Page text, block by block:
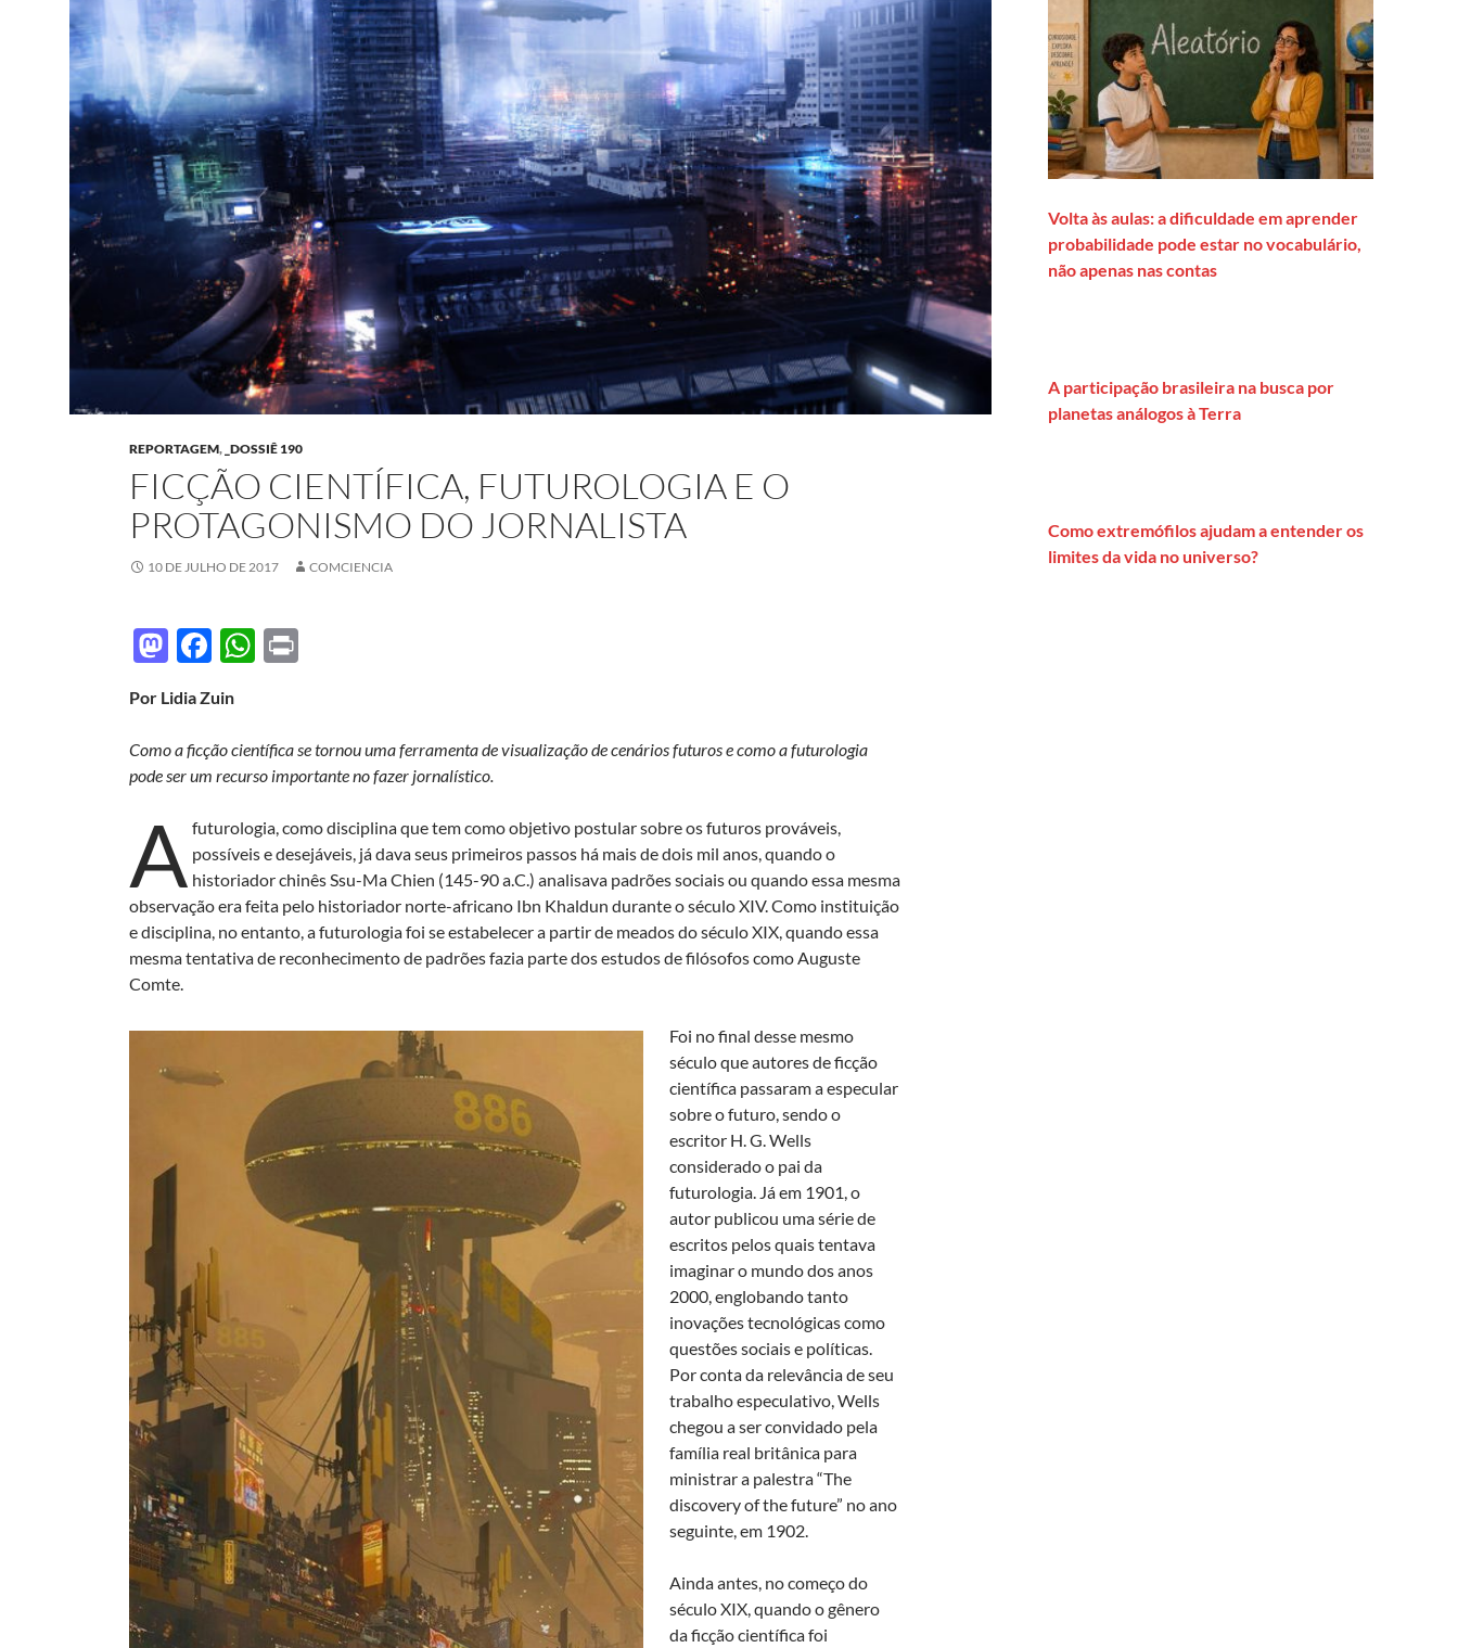
REPORTAGEM, _DOSSIÊ 190
FICÇÃO CIENTÍFICA, FUTUROLOGIA E O
PROTAGONISMO DO JORNALISTA
10 DE JULHO DE 2017 COMCIENCIA
M
to
d
o
F
e
b
o
o
k
W
s
A
p
p
Por Lidia Zuin
Como a ficção científica se tornou uma ferramenta de visualização de cenários futuros e como a futurologia
pode ser um recurso importante no fazer jornalístico.
A futurologia, como disciplina que tem como objetivo postular sobre os futuros prováveis,
possíveis e desejáveis, já dava seus primeiros passos há mais de dois mil anos, quando o
historiador chinês Ssu-Ma Chien (145-90 a.C.) analisava padrões sociais ou quando essa mesma
observação era feita pelo historiador norte-africano Ibn Khaldun durante o século XIV. Como instituição
e disciplina, no entanto, a futurologia foi se estabelecer a partir de meados do século XIX, quando essa
mesma tentativa de reconhecimento de padrões fazia parte dos estudos de filósofos como Auguste
Comte.
Foi no final desse mesmo
século que autores de ficção
científica passaram a especular
sobre o futuro, sendo o
escritor H. G. Wells
considerado o pai da
futurologia. Já em 1901, o
autor publicou uma série de
escritos pelos quais tentava
imaginar o mundo dos anos
2000, englobando tanto
inovações tecnológicas como
questões sociais e políticas.
Por conta da relevância de seu
trabalho especulativo, Wells
chegou a ser convidado pela
família real britânica para
ministrar a palestra “The
discovery of the future” no ano
seguinte, em 1902.
Ainda antes, no começo do
século XIX, quando o gênero
da ficção científica foi
Volta às aulas: a dificuldade em aprender
probabilidade pode estar no vocabulário,
não apenas nas contas
A participação brasileira na busca por
planetas análogos à Terra
Como extremófilos ajudam a entender os
limites da vida no universo?